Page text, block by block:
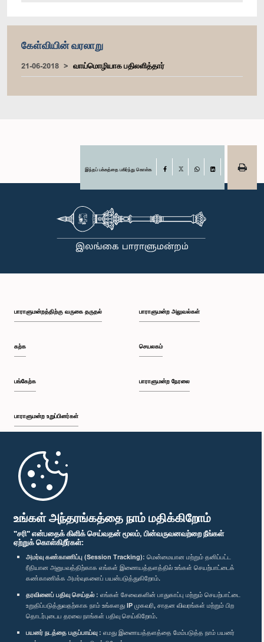
உங்கள் அந்தரங்கத்தை நாம் மதிக்கிறோம்
"சரி" என்பதைக் கிளிக் செய்வதன் மூலம், பின்வருவனவற்றை நீங்கள்
ஏற்றுக் கொள்கிறீர்கள்:
அமர்வு கண்காணிப்பு (Session Tracking): மென்மையான மற்றும் தனிப்பட்ட
ரீதியான அனுபவத்திற்காக எங்கள் இணையத்தளத்தில் உங்கள் செயற்பாட்டைக்
கண்காணிக்க அமர்வுகளைப் பயன்படுத்துகிறோம்.
தரவினைப் பதிவு செய்தல் : எங்கள் சேவைகளின் பாதுகாப்பு மற்றும் செயற்பாட்டை
உறுதிப்படுத்துவதற்காக நாம் உங்களது IP முகவரி, சாதன விவரங்கள் மற்றும் பிற
தொடர்புடைய தரவை நாங்கள் பதிவு செய்கிறோம்.
பயனர் நடத்தை பகுப்பாய்வு : எமது இணையத்தளத்தை மேம்படுத்த நாம் பயனர்
கேள்வியின் வரலாறு
21-06-2018 வாய்மொழியாக பதிலளித்தார்
இந்தப் பக்கத்தை பகிர்ந்து கொள்க Facebook
பாராளுமன்றத்திற்கு வருகை தருதல்
கற்க
பங்கேற்க
பாராளுமன்ற உறுப்பினர்கள்
முதற்பக்கம்
பாராளுமன்ற அலுவல்கள்
செயலகம்
பாராளுமன்ற நேரலை
பாராளுமன்ற கையடக்க செயலி
எம்மை பின்தொடர்க :
விருதுகள்